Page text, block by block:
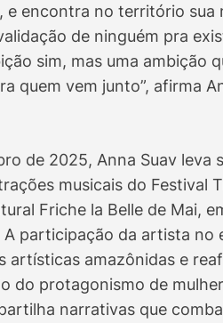
e encontra no território
de ninguém pra
sim, mas uma ambição
quem vem junto”, afirma
de 2025, Anna Suav
musicais do Festival
Friche la Belle de Mai,
A participação da artista
artísticas amazônidas e
do protagonismo de
narrativas que